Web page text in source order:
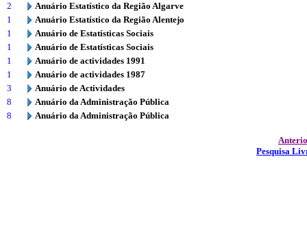
2
Anuário Estatístico da Região Algarve
1
Anuário Estatístico da Região Alentejo
1
Anuário de Estatísticas Sociais
1
Anuário de Estatísticas Sociais
1
Anuário de actividades 1991
1
Anuário de actividades 1987
3
Anuário de Actividades
8
Anuário da Administração Pública
8
Anuário da Administração Pública
Pesquisa